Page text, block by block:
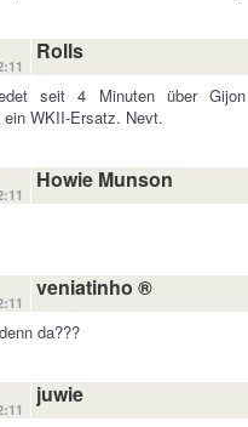
Rolls
seit 4 Minuten über
WKII-Ersatz. Nevt.
Howie Munson
veniatinho ®
da???
juwie